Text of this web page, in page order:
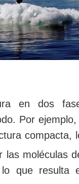
en dos
Por
compacta,
las moléculas
que resulta